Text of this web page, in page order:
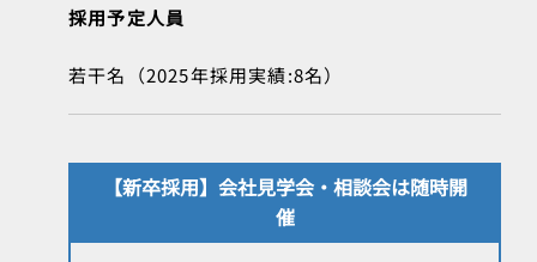
採用予定人員
若干名（2025年採用実績:8名）
【新卒採用】会社見学会・相談会は随時開
催